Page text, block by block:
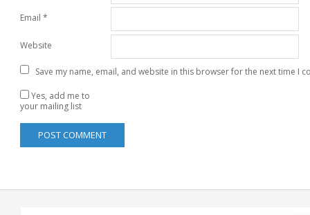
Email *
Website
Save my name, email, and website in this browser for the next time I
Yes, add me to
your mailing list